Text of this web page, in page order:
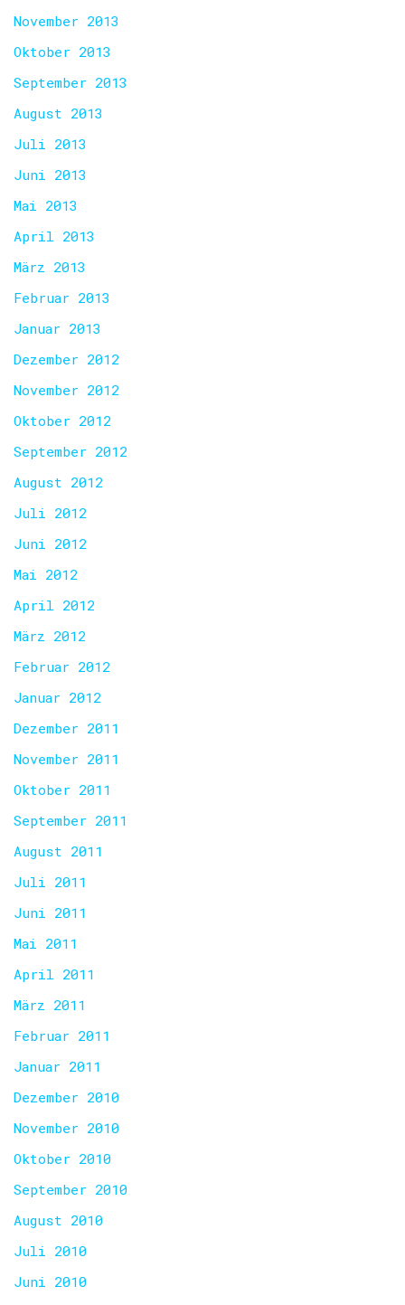
November 2013
Oktober 2013
September 2013
August 2013
Juli 2013
Juni 2013
Mai 2013
April 2013
März 2013
Februar 2013
Januar 2013
Dezember 2012
November 2012
Oktober 2012
September 2012
August 2012
Juli 2012
Juni 2012
Mai 2012
April 2012
März 2012
Februar 2012
Januar 2012
Dezember 2011
November 2011
Oktober 2011
September 2011
August 2011
Juli 2011
Juni 2011
Mai 2011
April 2011
März 2011
Februar 2011
Januar 2011
Dezember 2010
November 2010
Oktober 2010
September 2010
August 2010
Juli 2010
Juni 2010